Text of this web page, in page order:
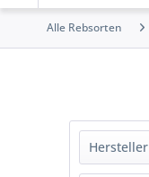
Alle Rebsorten
Hersteller